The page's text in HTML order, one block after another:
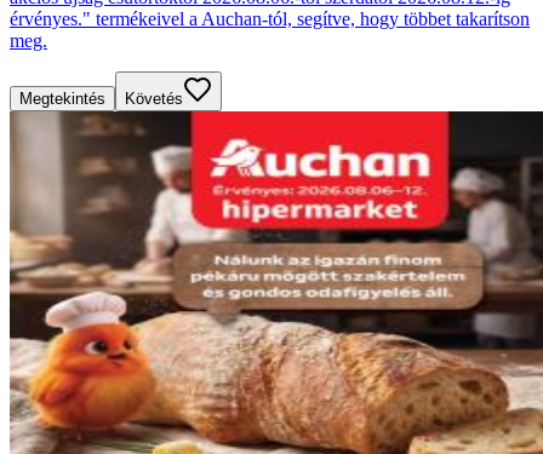
érvényes." termékeivel a Auchan-tól, segítve, hogy többet takarítson
meg.
Megtekintés Követés